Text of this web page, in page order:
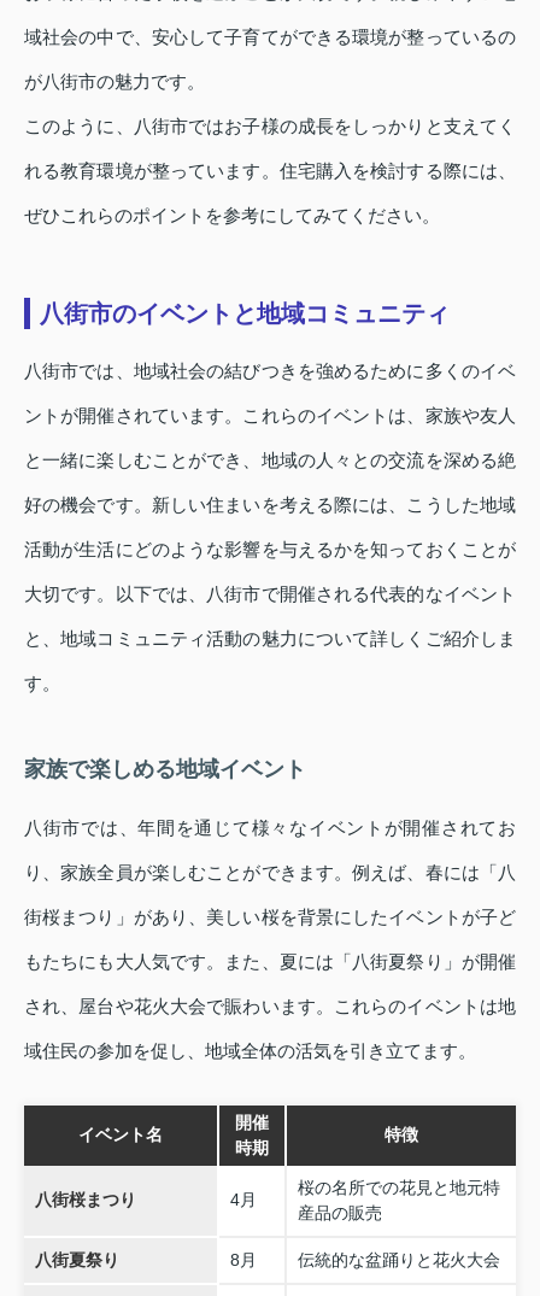
域社会の中で、安心して子育てができる環境が整っているの
が八街市の魅力です。
このように、八街市ではお子様の成長をしっかりと支えてく
れる教育環境が整っています。住宅購入を検討する際には、
ぜひこれらのポイントを参考にしてみてください。
八街市のイベントと地域コミュニティ
八街市では、地域社会の結びつきを強めるために多くのイベ
ントが開催されています。これらのイベントは、家族や友人
と一緒に楽しむことができ、地域の人々との交流を深める絶
好の機会です。新しい住まいを考える際には、こうした地域
活動が生活にどのような影響を与えるかを知っておくことが
大切です。以下では、八街市で開催される代表的なイベント
と、地域コミュニティ活動の魅力について詳しくご紹介しま
す。
家族で楽しめる地域イベント
八街市では、年間を通じて様々なイベントが開催されてお
り、家族全員が楽しむことができます。例えば、春には「八
街桜まつり」があり、美しい桜を背景にしたイベントが子ど
もたちにも大人気です。また、夏には「八街夏祭り」が開催
され、屋台や花火大会で賑わいます。これらのイベントは地
域住民の参加を促し、地域全体の活気を引き立てます。
イベント名
開催
時期
特徴
八街桜まつり 4月
桜の名所での花見と地元特
産品の販売
八街夏祭り 8月 伝統的な盆踊りと花火大会